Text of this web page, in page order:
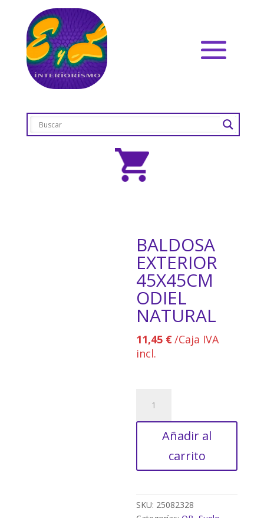
BALDOSA
EXTERIOR
45X45CM
ODIEL
NATURAL
11,45 €/Caja IVA
incl.
EXTERIOR
45X45CM
Añadir al
carrito
SKU: 25082328